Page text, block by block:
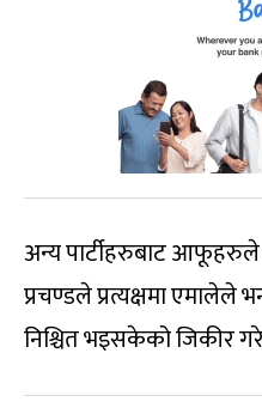
अन्य पार्टीहरुबाट आफूहरुले
प्रचण्डले प्रत्यक्षमा एमालेले
निश्चित भइसकेको जिकीर